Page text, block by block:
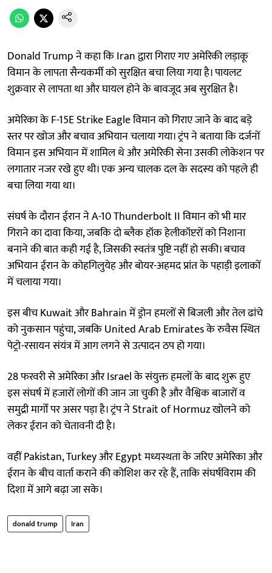
Donald Trump ने कहा कि Iran द्वारा गिराए गए अमेरिकी लड़ाकू
विमान के लापता सैन्यकर्मी को सुरक्षित बचा लिया गया है। पायलट
शुक्रवार से लापता था और घायल होने के बावजूद अब सुरक्षित है।
अमेरिका के F-15E Strike Eagle विमान को गिराए जाने के बाद बड़े
स्तर पर खोज और बचाव अभियान चलाया गया। ट्रंप ने बताया कि दर्जनों
विमान इस अभियान में शामिल थे और अमेरिकी सेना उसकी लोकेशन पर
लगातार नजर रखे हुए थी। एक अन्य चालक दल के सदस्य को पहले ही
बचा लिया गया था।
संघर्ष के दौरान ईरान ने A-10 Thunderbolt II विमान को भी मार
गिराने का दावा किया, जबकि दो ब्लैक हॉक हेलीकॉप्टरों को निशाना
बनाने की बात कही गई है, जिसकी स्वतंत्र पुष्टि नहीं हो सकी। बचाव
अभियान ईरान के कोहगिलुयेह और बोयर-अहमद प्रांत के पहाड़ी इलाकों
में चलाया गया।
इस बीच Kuwait और Bahrain में ड्रोन हमलों से बिजली और तेल ढांचे
को नुकसान पहुंचा, जबकि United Arab Emirates के रुवैस स्थित
पेट्रो-रसायन संयंत्र में आग लगने से उत्पादन ठप हो गया।
28 फरवरी से अमेरिका और Israel के संयुक्त हमलों के बाद शुरू हुए
इस संघर्ष में हजारों लोगों की जान जा चुकी है और वैश्विक बाजारों व
समुद्री मार्गों पर असर पड़ा है। ट्रंप ने Strait of Hormuz खोलने को
लेकर ईरान को चेतावनी दी है।
वहीं Pakistan, Turkey और Egypt मध्यस्थता के जरिए अमेरिका और
ईरान के बीच वार्ता कराने की कोशिश कर रहे हैं, ताकि संघर्षविराम की
दिशा में आगे बढ़ा जा सके।
donald trump Iran